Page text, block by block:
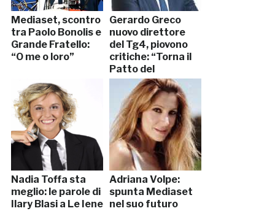
Mediaset, scontro
tra Paolo Bonolis e
Grande Fratello:
“O me o loro”
Gerardo Greco
nuovo direttore
del Tg4, piovono
critiche: “Torna il
Patto del
Nazareno”
Nadia Toffa sta
meglio: le parole di
Ilary Blasi a Le Iene
Adriana Volpe:
spunta Mediaset
nel suo futuro